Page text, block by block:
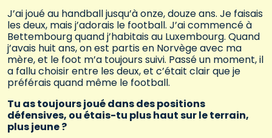
J’ai joué au handball jusqu’à onze, douze ans. Je faisais
les deux, mais j’adorais le football. J’ai commencé à
Bettembourg quand j’habitais au Luxembourg. Quand
j’avais huit ans, on est partis en Norvège avec ma
mère, et le foot m’a toujours suivi. Passé un moment, il
a fallu choisir entre les deux, et c’était clair que je
préférais quand même le football.
Tu as toujours joué dans des positions
défensives, ou étais-tu plus haut sur le terrain,
plus jeune ?